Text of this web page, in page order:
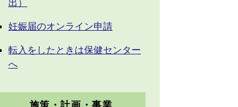
出）
妊娠届のオンライン申請
転入をしたときは保健センター
へ
施策・計画・事業